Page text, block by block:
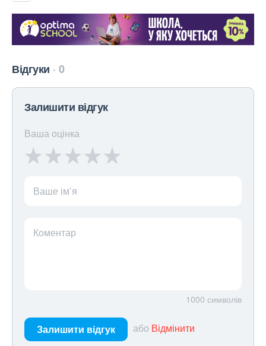
Відгуки 0
Залишити відгук
Ваша оцінка
Ваше ім’я
Коментар
1000 символів
Залишити відгук або Відмінити